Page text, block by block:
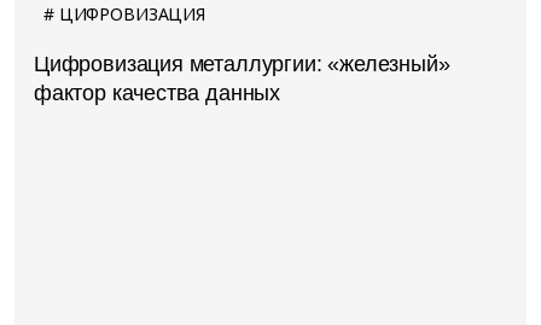
ЦИФРОВИЗАЦИЯ
Цифровизация металлургии: «железный»
фактор качества данных